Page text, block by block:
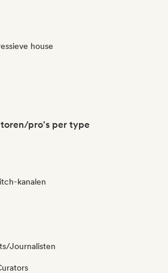
house
pro's per type
kanalen
Journalisten